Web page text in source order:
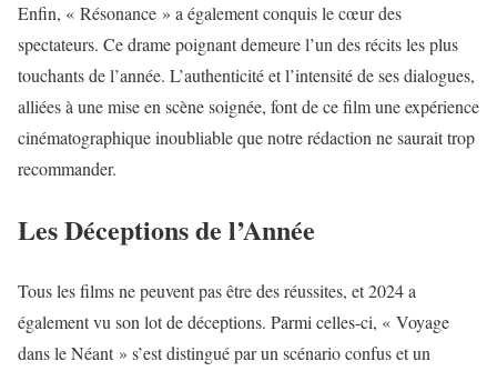
Enfin, « Résonance » a également conquis le cœur des
spectateurs. Ce drame poignant demeure l’un des récits les plus
touchants de l’année. L’authenticité et l’intensité de ses dialogues,
alliées à une mise en scène soignée, font de ce film une expérience
cinématographique inoubliable que notre rédaction ne saurait trop
recommander.
Les Déceptions de l’Année
Tous les films ne peuvent pas être des réussites, et 2024 a
également vu son lot de déceptions. Parmi celles-ci, « Voyage
dans le Néant » s’est distingué par un scénario confus et un